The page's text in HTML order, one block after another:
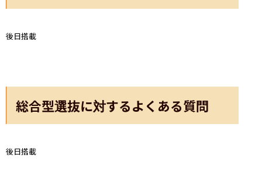
後日搭載
総合型選抜に対するよくある質問
後日搭載